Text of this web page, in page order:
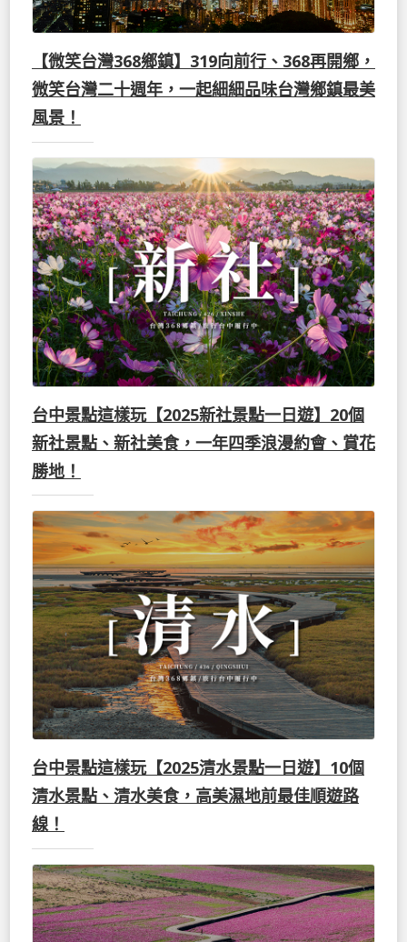
【微笑台灣368鄉鎮】319向前行、368再開鄉，
微笑台灣二十週年，一起細細品味台灣鄉鎮最美
風景！
台中景點這樣玩【2025新社景點一日遊】20個
新社景點、新社美食，一年四季浪漫約會、賞花
勝地！
台中景點這樣玩【2025清水景點一日遊】10個
清水景點、清水美食，高美濕地前最佳順遊路
線！